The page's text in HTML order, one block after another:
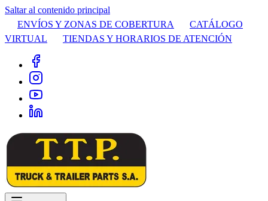
Saltar al contenido principal
ENVÍOS Y ZONAS DE COBERTURA
CATÁLOGO
VIRTUAL
TIENDAS Y HORARIOS DE ATENCIÓN